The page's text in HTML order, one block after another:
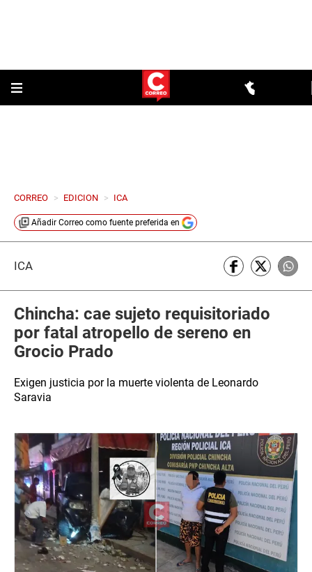
CORREO > EDICION > ICA
Añadir Correo como fuente preferida en
ICA
Chincha: cae sujeto requisitoriado
por fatal atropello de sereno en
Grocio Prado
Exigen justicia por la muerte violenta de Leonardo
Saravia